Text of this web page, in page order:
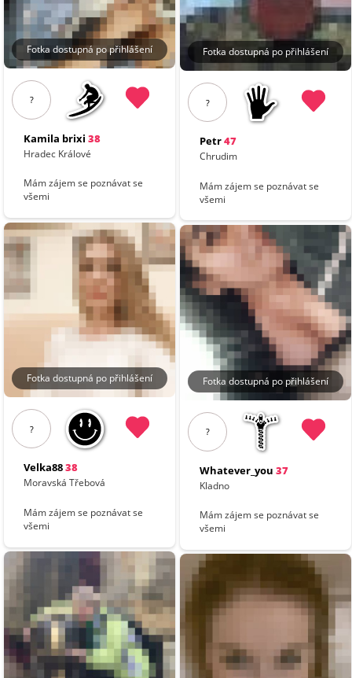
Fotka dostupná po přihlášení
?
Kamila brixi 38
Hradec Králové
Mám zájem se poznávat se
všemi
Fotka dostupná po přihlášení
?
Velka8838
Moravská Třebová
Mám zájem se poznávat se
všemi
Fotka dostupná po přihlášení
?
Petr47
Chrudim
Mám zájem se poznávat se
všemi
Fotka dostupná po přihlášení
?
Whatever_you 37
Kladno
Mám zájem se poznávat se
všemi